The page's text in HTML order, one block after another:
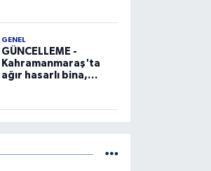
GENEL
GÜNCELLEME -
Kahramanmaraş'ta
ağır hasarlı bina,
devrildi